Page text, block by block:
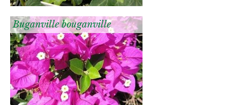
Buganville bouganville